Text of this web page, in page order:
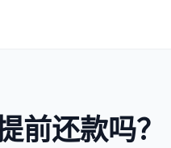
前还款吗？